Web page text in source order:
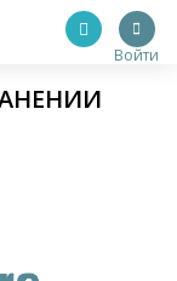
Войти